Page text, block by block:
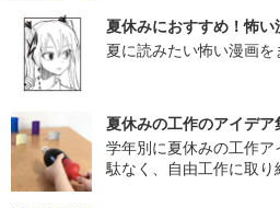
夏休みにおすすめ！怖い
夏に読みたい怖い漫画を
夏休みの工作のアイデア
学年別に夏休みの工作
駄なく、自由工作に取り